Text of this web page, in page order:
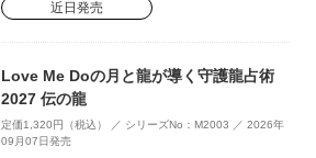
近日発売
Love Me Doの月と龍が導く守護龍占術
2027 伝の龍
定価1,320円（税込） ／ シリーズNo：M2003 ／ 2026年
09月07日発売